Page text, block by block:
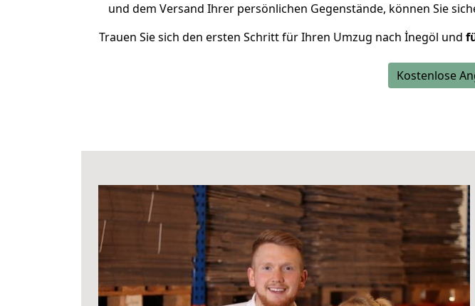
und dem Versand Ihrer persönlichen Gegenstände, können Sie
Trauen Sie sich den ersten Schritt für Ihren Umzug nach İnegöl und
Kostenlose